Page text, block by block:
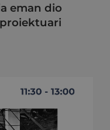
eman dio
proiektuari